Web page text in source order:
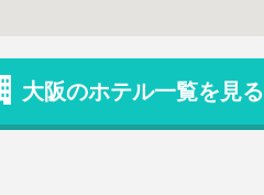
大阪のホテル一覧を見る